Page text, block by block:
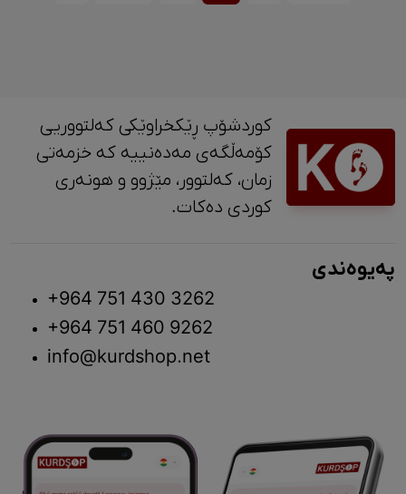
کوردشۆپ ڕێکخراوێکی کەلتووریی
کۆمەڵگەی مەدەنییە کە خزمەتی
زمان، کەلتوور، مێژوو و ‎هونەری
کوردی دەکات.
پەیوەندی
+964 751 430 3262
+964 751 460 9262
info@kurdshop.net